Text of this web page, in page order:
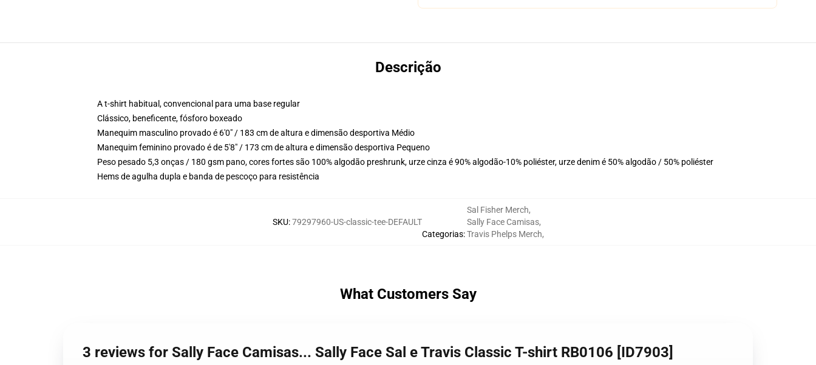
Descrição
A t-shirt habitual, convencional para uma base regular
Clássico, beneficente, fósforo boxeado
Manequim masculino provado é 6'0" / 183 cm de altura e dimensão desportiva Médio
Manequim feminino provado é de 5'8" / 173 cm de altura e dimensão desportiva Pequeno
Peso pesado 5,3 onças / 180 gsm pano, cores fortes são 100% algodão preshrunk, urze cinza é 90% algodão-10% poliéster, urze denim é 50% algodão / 50% poliéster
Hems de agulha dupla e banda de pescoço para resistência
SKU:79297960-US-classic-tee-DEFAULT
Categorias:
Sal Fisher Merch,
Sally Face Camisas,
Travis Phelps Merch,
What Customers Say
3 reviews for Sally Face Camisas... Sally Face Sal e Travis Classic T-shirt RB0106 [ID7903]